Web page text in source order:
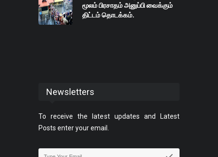
மூலம் பிரசாதம் அனுப்பி வைக்கும்
திட்டம் தொடக்கம்.
Newsletters
To receive the latest updates and Latest
Posts enter your email.